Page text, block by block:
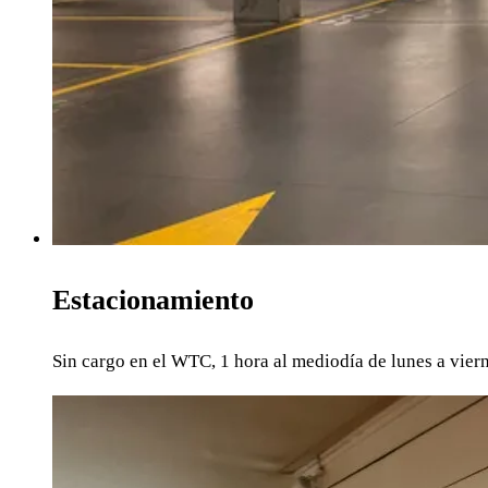
Estacionamiento
Sin cargo en el WTC, 1 hora al mediodía de lunes a